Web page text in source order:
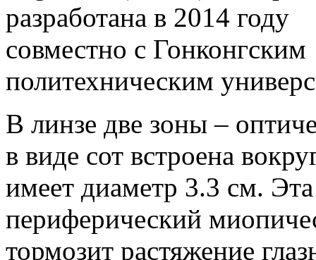
разработана в 2014 году
совместно с Гонконгским
политехническим
В линзе две зоны –
в виде сот встроена
имеет диаметр 3.3 см.
периферический
тормозит растяжение